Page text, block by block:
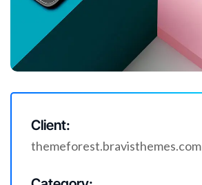
Client:
themeforest.bravisthemes.com